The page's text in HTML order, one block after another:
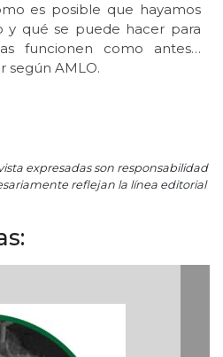
es posible que hayamos
y qué se puede hacer para
funcionen como antes…
según AMLO.
expresadas son responsabilidad
reflejan la línea editorial